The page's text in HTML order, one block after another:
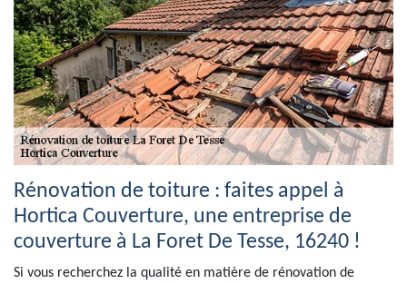
Rénovation de toiture : faites appel à
Hortica Couverture, une entreprise de
couverture à La Foret De Tesse, 16240 !
Si vous recherchez la qualité en matière de rénovation de